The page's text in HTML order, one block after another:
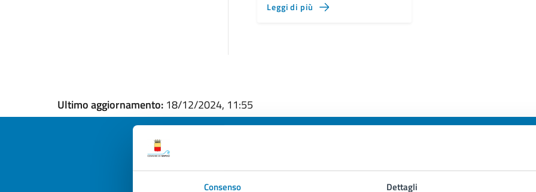
Consenso Dettagli
Leggi di più
Ultimo aggiornamento: 18/12/2024, 11:55